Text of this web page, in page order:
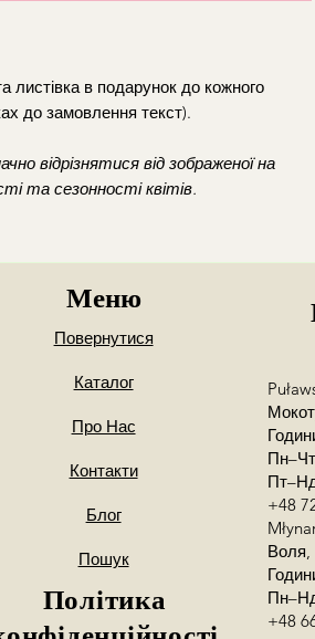
листівка в подарунок до кожного
до замовлення текст).
відрізнятися від зображеної на
та сезонності квітів.
Меню
Повернутися
Каталог
Про Нас
Контакти
Блог
Пошук
Політика
+48
+48